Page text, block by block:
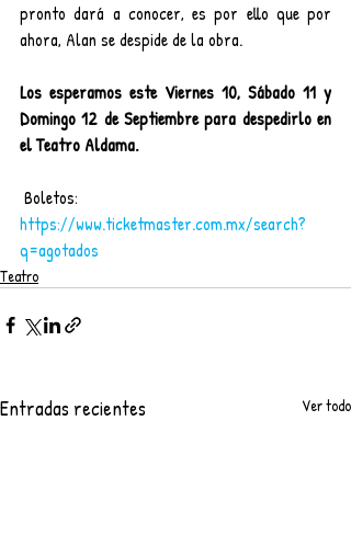
pronto dará a conocer, es por ello que por
ahora, Alan se despide de la obra.
Los esperamos este Viernes 10, Sábado 11 y
Domingo 12 de Septiembre para despedirlo en
el Teatro Aldama.
Boletos:
https://www.ticketmaster.com.mx/search?
q=agotados
Teatro
Entradas recientes Ver todo